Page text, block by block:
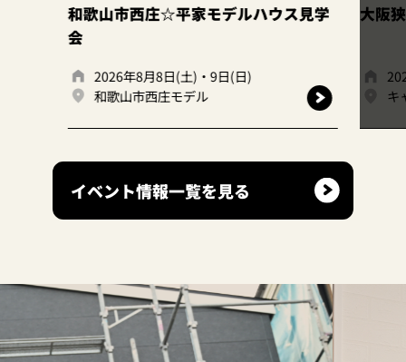
デルハウス見学 大阪狭山店｜ファイナルフェア開催
2026年7月1日(火)、7月31日(金)
キャンディハウス大阪狭山店
イベント情報一覧を見る